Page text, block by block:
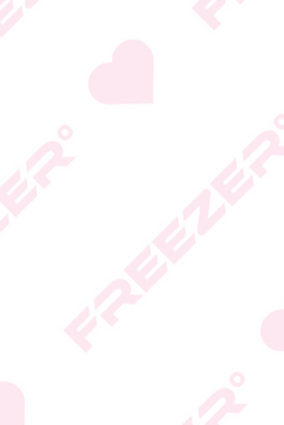
היצרן או גוף הכשרות;
המידע המעודכן מופיע על
* טעות סופר בתיאור המוצר
* ט.ל.ח.